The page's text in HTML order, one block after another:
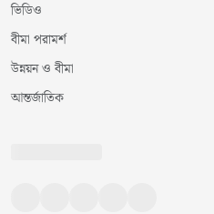
ভিডিও
বীমা পরামর্শ
উন্নয়ন ও বীমা
আন্তর্জাতিক